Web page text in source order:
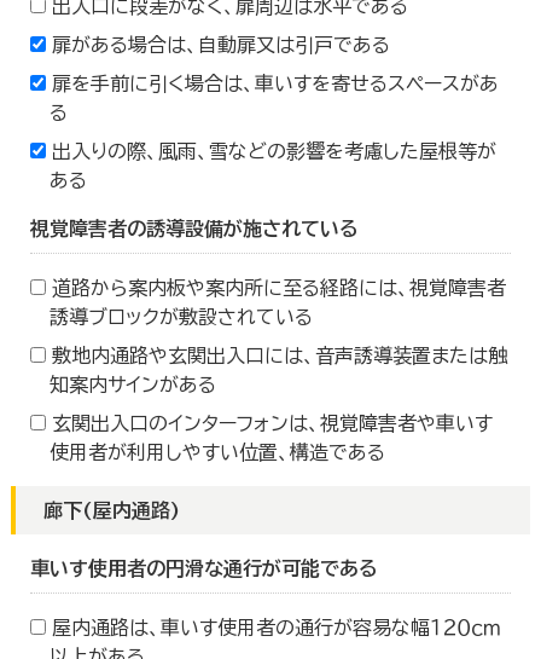
出入口に段差がなく、扉周辺は水平である
扉がある場合は、自動扉又は引戸である
扉を手前に引く場合は、車いすを寄せるスペースがあ
る
出入りの際、風雨、雪などの影響を考慮した屋根等が
ある
視覚障害者の誘導設備が施されている
道路から案内板や案内所に至る経路には、視覚障害者
誘導ブロックが敷設されている
敷地内通路や玄関出入口には、音声誘導装置または触
知案内サインがある
玄関出入口のインターフォンは、視覚障害者や車いす
使用者が利用しやすい位置、構造である
廊下(屋内通路)
車いす使用者の円滑な通行が可能である
屋内通路は、車いす使用者の通行が容易な幅１２０ｃｍ